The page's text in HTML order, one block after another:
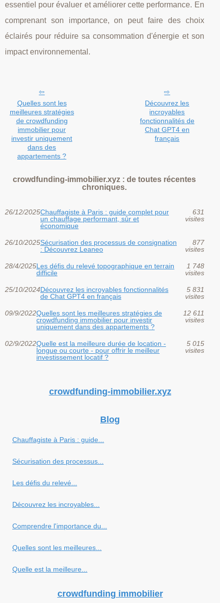
essentiel pour évaluer et améliorer cette performance. En
comprenant son importance, on peut faire des choix
éclairés pour réduire sa consommation d'énergie et son
impact environnemental.
Quelles sont les
meilleures stratégies
de crowdfunding
immobilier pour
investir uniquement
dans des
appartements ?
Découvrez les
incroyables
fonctionnalités de
Chat GPT4 en
français
crowdfunding-immobilier.xyz : de toutes récentes
chroniques.
26/12/2025Chauffagiste à Paris : guide complet pour
un chauffage performant, sûr et
économique
631
visites
26/10/2025Sécurisation des processus de consignation
: Découvrez Leaneo
877
visites
28/4/2025Les défis du relevé topographique en terrain
difficile
1 748
visites
25/10/2024Découvrez les incroyables fonctionnalités
de Chat GPT4 en français
5 831
visites
09/9/2022Quelles sont les meilleures stratégies de
crowdfunding immobilier pour investir
uniquement dans des appartements ?
12 611
visites
02/9/2022Quelle est la meilleure durée de location -
longue ou courte - pour offrir le meilleur
investissement locatif ?
5 015
visites
crowdfunding-immobilier.xyz
Blog
Chauffagiste à Paris : guide...
Sécurisation des processus...
Les défis du relevé...
Découvrez les incroyables...
Comprendre l'importance du...
Quelles sont les meilleures...
Quelle est la meilleure...
crowdfunding immobilier